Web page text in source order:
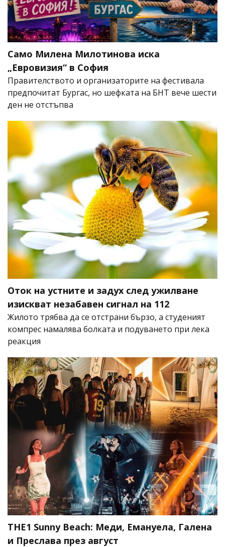
Само Милена Милотинова иска
„Евровизия“ в София
Правителството и организаторите на фестивала
предпочитат Бургас, но шефката на БНТ вече шести
ден не отстъпва
Оток на устните и задух след ужилване
изискват незабавен сигнал на 112
Жилото трябва да се отстрани бързо, а студеният
компрес намалява болката и подуването при лека
реакция
THE1 Sunny Beach: Меди, Емануела, Галена
и Преслава през август